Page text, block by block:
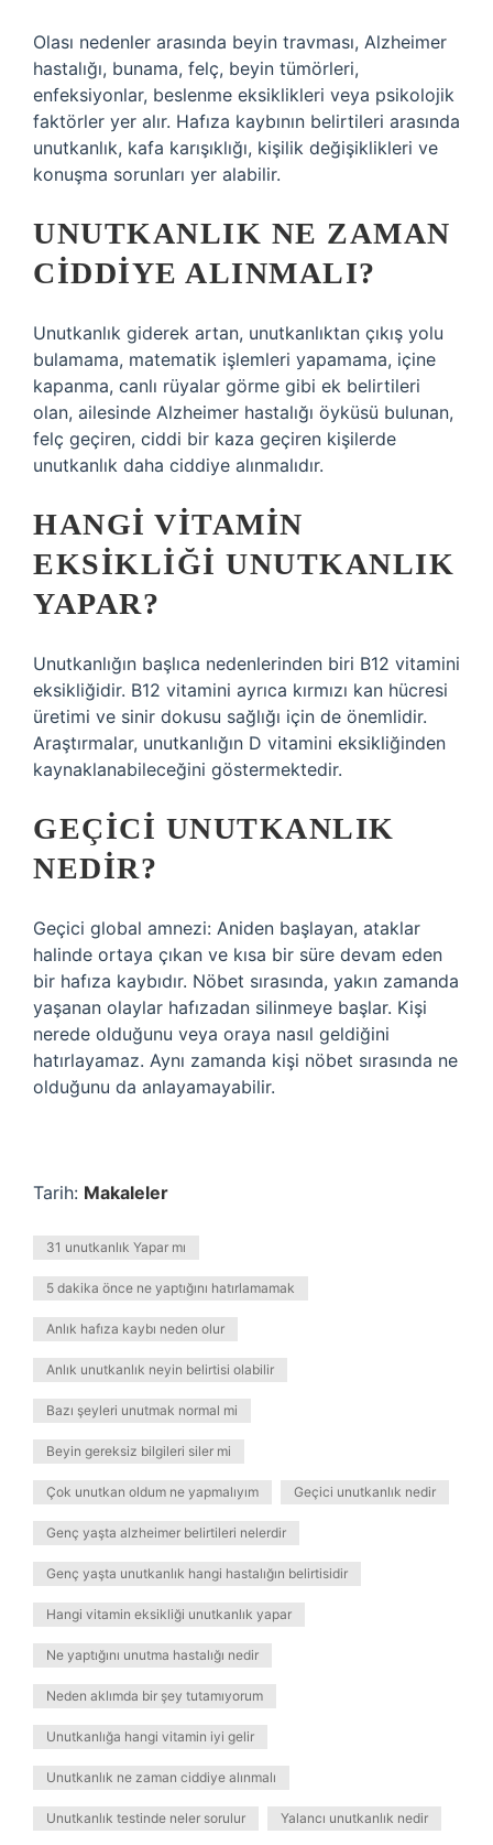
Olası nedenler arasında beyin travması, Alzheimer
hastalığı, bunama, felç, beyin tümörleri,
enfeksiyonlar, beslenme eksiklikleri veya psikolojik
faktörler yer alır. Hafıza kaybının belirtileri arasında
unutkanlık, kafa karışıklığı, kişilik değişiklikleri ve
konuşma sorunları yer alabilir.
UNUTKANLIK NE ZAMAN
CIDDIYE ALINMALI?
Unutkanlık giderek artan, unutkanlıktan çıkış yolu
bulamama, matematik işlemleri yapamama, içine
kapanma, canlı rüyalar görme gibi ek belirtileri
olan, ailesinde Alzheimer hastalığı öyküsü bulunan,
felç geçiren, ciddi bir kaza geçiren kişilerde
unutkanlık daha ciddiye alınmalıdır.
HANGI VITAMIN
EKSIKLIĞI UNUTKANLIK
YAPAR?
Unutkanlığın başlıca nedenlerinden biri B12 vitamini
eksikliğidir. B12 vitamini ayrıca kırmızı kan hücresi
üretimi ve sinir dokusu sağlığı için de önemlidir.
Araştırmalar, unutkanlığın D vitamini eksikliğinden
kaynaklanabileceğini göstermektedir.
GEÇICI UNUTKANLIK
NEDIR?
Geçici global amnezi: Aniden başlayan, ataklar
halinde ortaya çıkan ve kısa bir süre devam eden
bir hafıza kaybıdır. Nöbet sırasında, yakın zamanda
yaşanan olaylar hafızadan silinmeye başlar. Kişi
nerede olduğunu veya oraya nasıl geldiğini
hatırlayamaz. Aynı zamanda kişi nöbet sırasında ne
olduğunu da anlayamayabilir.
Tarih: Makaleler
31 unutkanlık Yapar mı
5 dakika önce ne yaptığını hatırlamamak
Anlık hafıza kaybı neden olur
Anlık unutkanlık neyin belirtisi olabilir
Bazı şeyleri unutmak normal mi
Beyin gereksiz bilgileri siler mi
Çok unutkan oldum ne yapmalıyım Geçici unutkanlık nedir
Genç yaşta alzheimer belirtileri nelerdir
Genç yaşta unutkanlık hangi hastalığın belirtisidir
Hangi vitamin eksikliği unutkanlık yapar
Ne yaptığını unutma hastalığı nedir
Neden aklımda bir şey tutamıyorum
Unutkanlığa hangi vitamin iyi gelir
Unutkanlık ne zaman ciddiye alınmalı
Unutkanlık testinde neler sorulur Yalancı unutkanlık nedir